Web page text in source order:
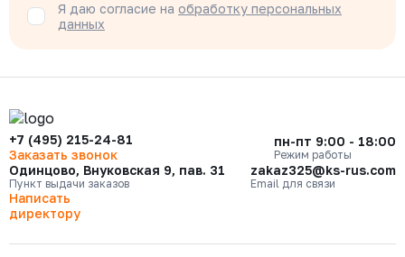
Я даю согласие на обработку персональных
данных
+7 (495) 215-24-81
Заказать звонок
пн-пт 9:00 - 18:00
Режим работы
Одинцово, Внуковская 9, пав. 31
Пункт выдачи заказов
zakaz325@ks-rus.com
Email для связи
Написать
директору